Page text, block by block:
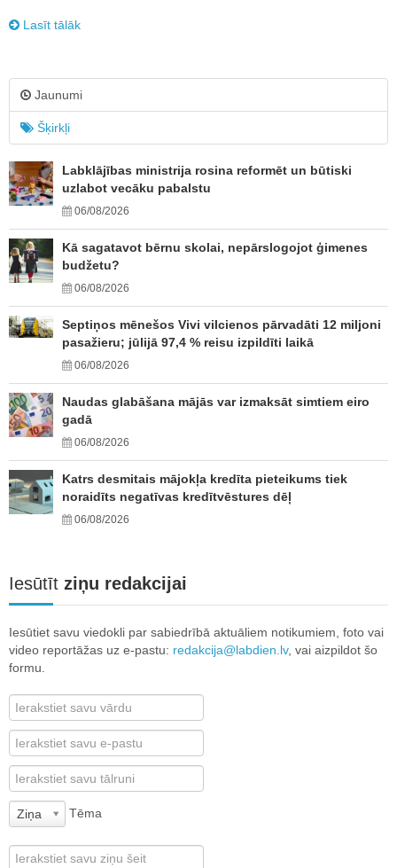
Lasīt tālāk
Jaunumi
Šķirkļi
Labklājības ministrija rosina reformēt un būtiski
uzlabot vecāku pabalstu
06/08/2026
Kā sagatavot bērnu skolai, nepārslogojot ģimenes
budžetu?
06/08/2026
Septiņos mēnešos Vivi vilcienos pārvadāti 12 miljoni
pasažieru; jūlijā 97,4 % reisu izpildīti laikā
06/08/2026
Naudas glabāšana mājās var izmaksāt simtiem eiro
gadā
06/08/2026
Katrs desmitais mājokļa kredīta pieteikums tiek
noraidīts negatīvas kredītvēstures dēļ
06/08/2026
Iesūtīt ziņu redakcijai
Iesūtiet savu viedokli par sabiedrībā aktuāliem notikumiem, foto vai
video reportāžas uz e-pastu: redakcija@labdien.lv, vai aizpildot šo
formu.
Ziņa Tēma